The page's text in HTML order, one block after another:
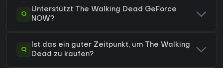
Q
Unterstützt The Walking Dead GeForce
NOW?
Q
Ist das ein guter Zeitpunkt, um The Walking
Dead zu kaufen?